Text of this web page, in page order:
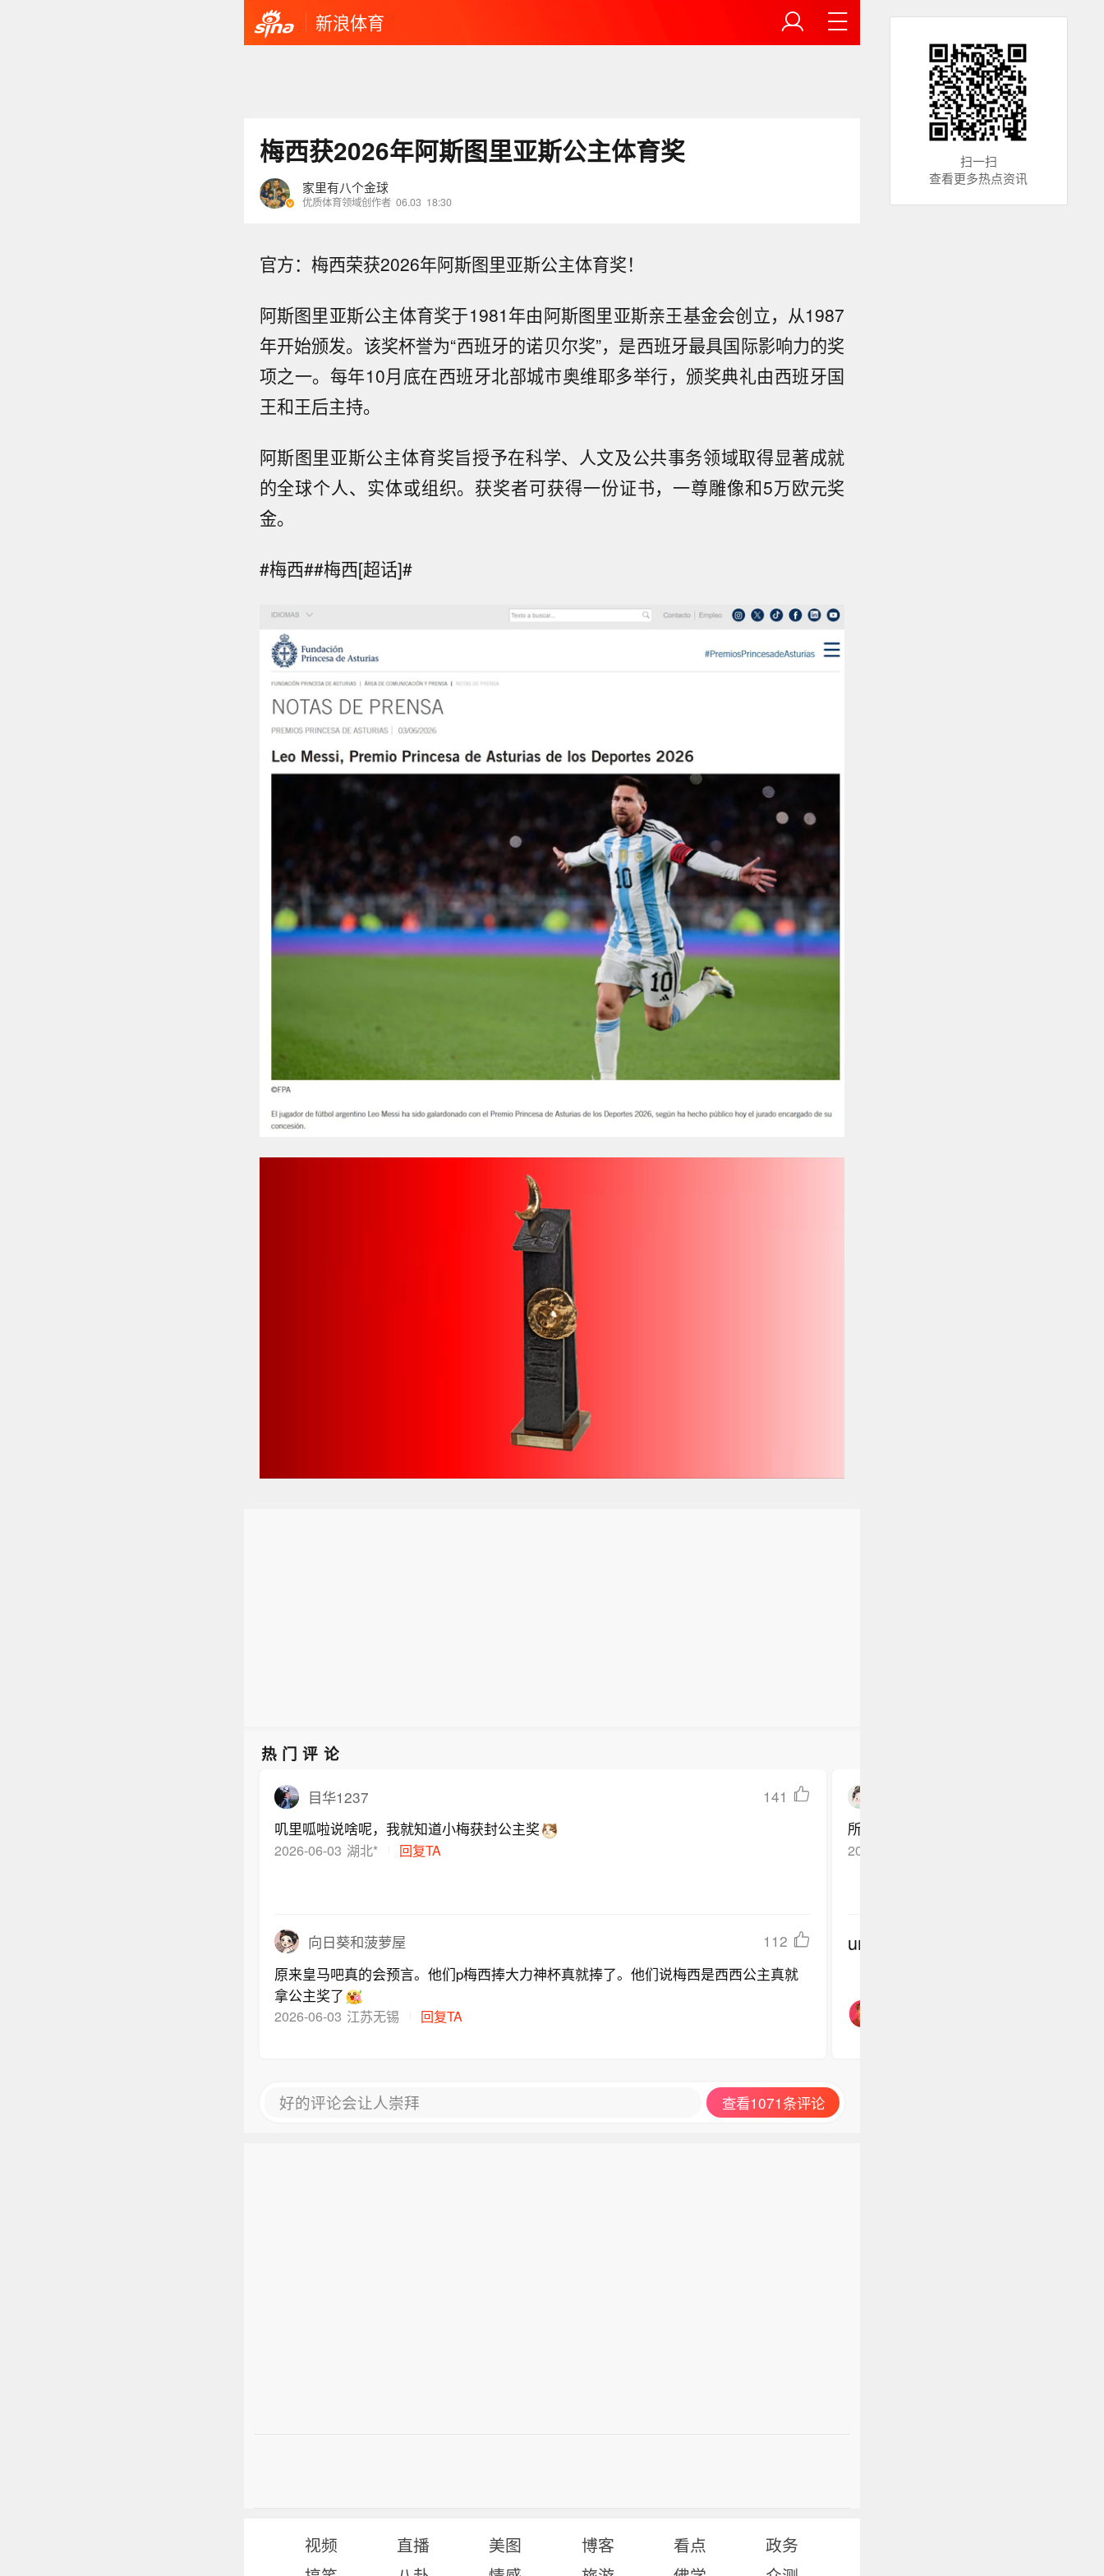
新浪体育
梅西获2026年阿斯图里亚斯公主体育奖
家里有八个金球
优质体育领域创作者 06.03 18:30
官方：梅西荣获2026年阿斯图里亚斯公主体育奖！
阿斯图里亚斯公主体育奖于1981年由阿斯图里亚斯亲王基金会创立，从1987
年开始颁发。该奖杯誉为“西班牙的诺贝尔奖”，是西班牙最具国际影响力的奖
项之一。每年10月底在西班牙北部城市奥维耶多举行，颁奖典礼由西班牙国
王和王后主持。
阿斯图里亚斯公主体育奖旨授予在科学、人文及公共事务领域取得显著成就
的全球个人、实体或组织。获奖者可获得一份证书，一尊雕像和5万欧元奖
金。
#梅西##梅西[超话]#
热门评论
目华1237
141
叽里呱啦说啥呢，我就知道小梅获封公主奖
2026-06-03 湖北* 回复TA
向日葵和菠萝屋
112
原来皇马吧真的会预言。他们p梅西捧大力神杯真就捧了。他们说梅西是西西公主真就
拿公主奖了
2026-06-03 江苏无锡 回复TA
所以我梅是真公主啊
2026-06-03
undefined
好的评论会让人崇拜 查看1071条评论
视频 直播 美图 博客 看点
政务
扫一扫
查看更多热点资讯